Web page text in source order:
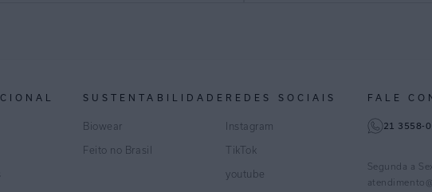
SUSTENTABILIDADE
Biowear
Feito no Brasil
REDES SOCIAIS
Instagram
TikTok
youtube
FALE
21 3558-
Segunda a